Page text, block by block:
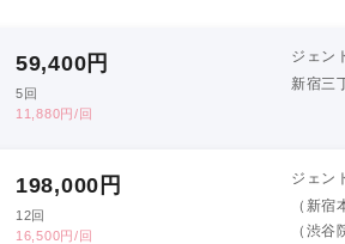
59,400 円
5回
11,880円/回
ジェン
新宿三
198,000 円
12回
16,500円/回
ジェン
（新
（渋